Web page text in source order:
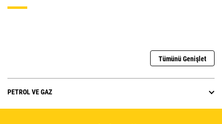
Tümünü Genişlet
PETROL VE GAZ